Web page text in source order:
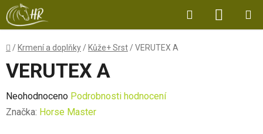
Přejít
na
obsah
Hledat
KOŠÍK
Domů
/ Krmení a doplňky / Kůže+ Srst /VERUTEX A
VERUTEX A
Průměrné
hodnocení
Neohodnoceno Podrobnosti hodnocení
Značka: Horse Master